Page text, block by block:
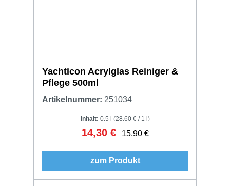
Yachticon Acrylglas Reiniger &
Pflege 500ml
Artikelnummer: 251034
Inhalt: 0.5 l (28,60 € / 1 l)
Verkaufspreis:
14,30 € Regulärer Preis:
15,90 €
zum Produkt